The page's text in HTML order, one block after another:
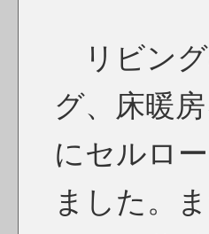
リビング
グ、床暖
にセルロ
ました。